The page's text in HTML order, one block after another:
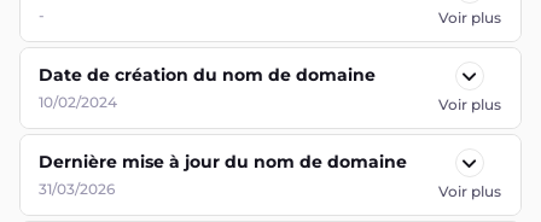
- Voir plus
Date de création du nom de domaine
10/02/2024 Voir plus
Dernière mise à jour du nom de domaine
31/03/2026 Voir plus